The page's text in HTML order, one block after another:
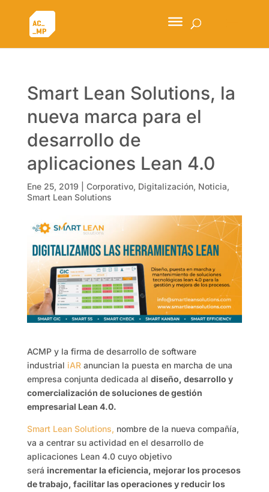
Smart Lean Solutions, la
nueva marca para el
desarrollo de
aplicaciones Lean 4.0
Ene 25, 2019 Corporativo, Digitalización, Noticia,
Smart Lean Solutions
ACMP y la firma de desarrollo de software
industrial iARanuncian la puesta en marcha de una
empresa conjunta dedicada al diseño, desarrollo y
comercialización de soluciones de gestión
empresarial Lean 4.0.
Smart Lean Solutions, nombre de la nueva compañía,
va a centrar su actividad en el desarrollo de
aplicaciones Lean 4.0 cuyo objetivo
será incrementar la eficiencia, mejorar los procesos
de trabajo, facilitar las operaciones y reducir los